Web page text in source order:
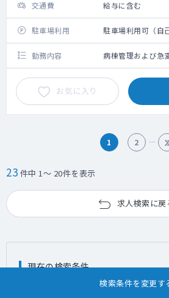
交通費 給与に含む
駐車場利用 駐車場利用可（自
勤務内容 病棟管理および急
お気に入り
1 2
23 件中 1～ 20件を表示
求人検索に戻
検索条件を変更す
現在の検索条件